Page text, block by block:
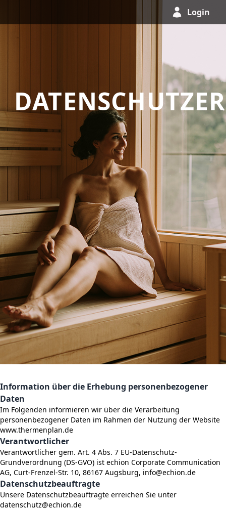
Login
Information über die Erhebung personenbezogener
Daten
Im Folgenden informieren wir über die Verarbeitung
personenbezogener Daten im Rahmen der Nutzung der Website
www.thermenplan.de
Verantwortlicher
Verantwortlicher gem. Art. 4 Abs. 7 EU-Datenschutz-
Grundverordnung (DS-GVO) ist echion Corporate Communication
AG, Curt-Frenzel-Str. 10, 86167 Augsburg, info@echion.de
Datenschutzbeauftragte
Unsere Datenschutzbeauftragte erreichen Sie unter
datenschutz@echion.de